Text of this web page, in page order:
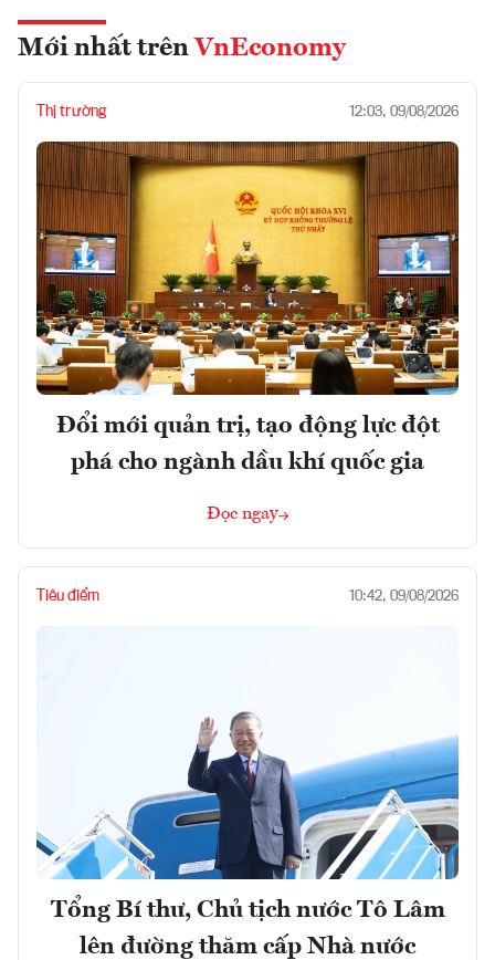
Mới nhất trên VnEconomy
Thị trường 12:03, 09/08/2026
Đổi mới quản trị, tạo động lực đột
phá cho ngành dầu khí quốc gia
Đọc ngay
Tiêu điểm 10:42, 09/08/2026
Tổng Bí thư, Chủ tịch nước Tô Lâm
lên đường thăm cấp Nhà nước